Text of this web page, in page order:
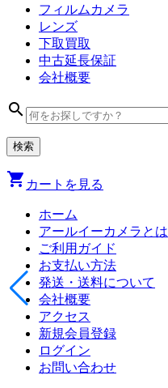
フィルム カメラ
レンズ
下取買取
中古延長保証
会社概要
search
shopping_cart カートを見る
ホーム
アールイーカメラとは
ご利用ガイド
お支払い方法
発送・送料について
会社概要
アクセス
新規会員登録
ログイン
お問い合わせ